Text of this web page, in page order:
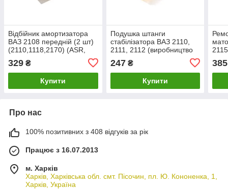
Відбійник амортизатора
ВАЗ 2108 передній (2 шт)
(2110,1118,2170) (ASR,
329 ₴
Купити
Подушка штанги
стабілізатора ВАЗ 2110,
2111, 2112 (виробництво
247₴
Купити
385
Про нас
100% позитивних з 408 відгуків за рік
Працює з 16.07.2013
м. Харків
Харків, Харківська обл. смт. Пісочин, пл. Ю. Кононенка, 1,
Харків, Україна